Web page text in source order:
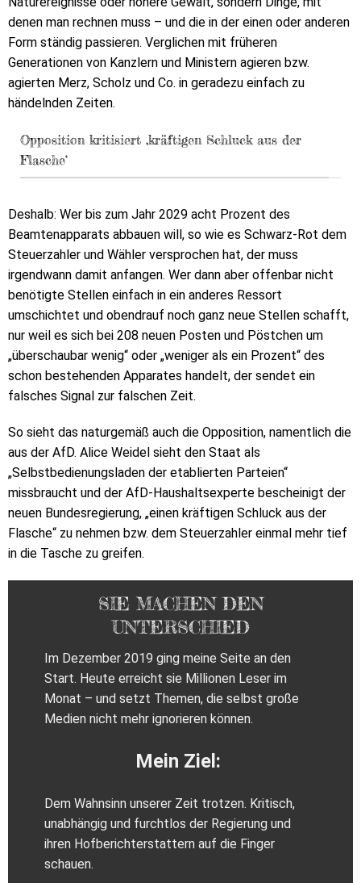
denen man rechnen muss – und die in der einen oder anderen
Form ständig passieren. Verglichen mit früheren
Generationen von Kanzlern und Ministern agieren bzw.
agierten Merz, Scholz und Co. in geradezu einfach zu
händelnden Zeiten.
Opposition kritisiert ‚kräftigen Schluck aus der
Flasche‘
Deshalb: Wer bis zum Jahr 2029 acht Prozent des
Beamtenapparats abbauen will, so wie es Schwarz-Rot dem
Steuerzahler und Wähler versprochen hat, der muss
irgendwann damit anfangen. Wer dann aber offenbar nicht
benötigte Stellen einfach in ein anderes Ressort
umschichtet und obendrauf noch ganz neue Stellen schafft,
nur weil es sich bei 208 neuen Posten und Pöstchen um
„überschaubar wenig“ oder „weniger als ein Prozent“ des
schon bestehenden Apparates handelt, der sendet ein
falsches Signal zur falschen Zeit.
So sieht das naturgemäß auch die Opposition, namentlich die
aus der AfD. Alice Weidel sieht den Staat als
„Selbstbedienungsladen der etablierten Parteien“
missbraucht und der AfD-Haushaltsexperte bescheinigt der
neuen Bundesregierung, „einen kräftigen Schluck aus der
Flasche“ zu nehmen bzw. dem Steuerzahler einmal mehr tief
in die Tasche zu greifen.
SIE MACHEN DEN
UNTERSCHIED
Im Dezember 2019 ging meine Seite an den
Start. Heute erreicht sie Millionen Leser im
Monat – und setzt Themen, die selbst große
Medien nicht mehr ignorieren können.
Mein Ziel:
Dem Wahnsinn unserer Zeit trotzen. Kritisch,
unabhängig und furchtlos der Regierung und
ihren Hofberichterstattern auf die Finger
schauen.